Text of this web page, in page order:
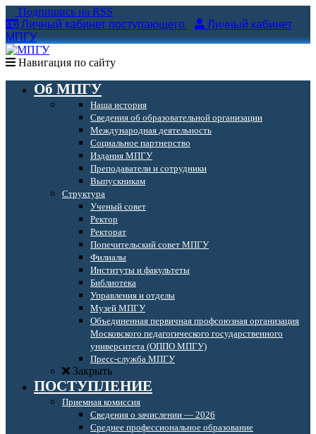
Подпишись на RSS
Личный кабинет поступающего
Личный кабинет
МПГУ
Навигация по сайту
Об МПГУ
Наша история
Сведения об образовательной организации
Международная деятельность
Социальное партнерство
Издания МПГУ
Преподаватели и сотрудники
Выпускникам
Структура
Ученый совет
Ректор
Ректорат
Попечительский совет МПГУ
Филиалы
Институты и факультеты
Библиотека
Управления и отделы
Музей МПГУ
Объединенная первичная профсоюзная организация
Московского педагогического государственного
университета (ОППО МПГУ)
Пресс-служба МПГУ
Закрыть
ПОСТУПЛЕНИЕ
Приемная комиссия
Сведения о зачислении — 2026
Среднее профессиональное образование